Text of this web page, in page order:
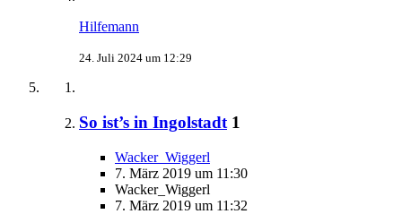
Hilfemann
24. Juli 2024 um 12:29
So ist’s in Ingolstadt 1
Wacker_Wiggerl
7. März 2019 um 11:30
Wacker_Wiggerl
7. März 2019 um 11:32